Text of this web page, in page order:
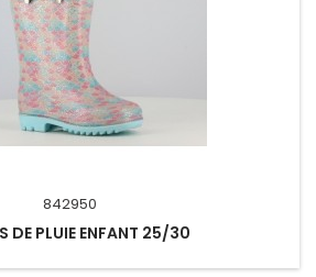
842950
DE PLUIE ENFANT 25/30